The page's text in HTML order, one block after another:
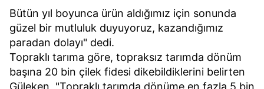
hazırlanmış Aydınlatma Metnimizi okumak ve sitemizde
ilgili mevzuata uygun olarak kullanılan çerezlerle ilgili bilgi
almak için lütfen tıklayınız
Bütün yıl boyunca ürün aldığımız için sonunda
güzel bir mutluluk duyuyoruz, kazandığımız
paradan dolayı" dedi.
Topraklı tarıma göre, topraksız tarımda dönüm
başına 20 bin çilek fidesi dikebildiklerini belirten
Güleken, "Topraklı tarımda dönüme en fazla 5 bin